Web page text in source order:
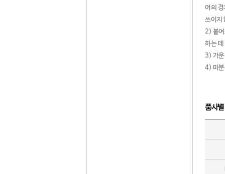
어의
쓰이지
2) 붙여
하는
3) 가운
4) 미분
품사